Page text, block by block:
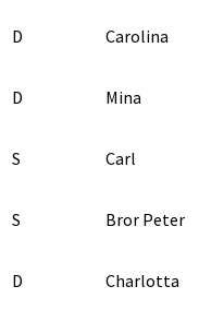
D Carolina
D Mina
S Carl
S Bror Peter
D Charlotta